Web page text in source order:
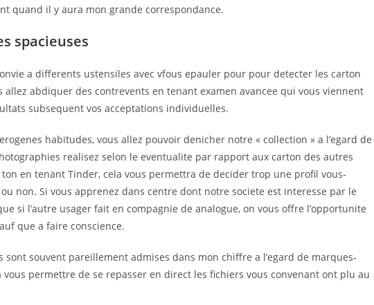
quand il y aura mon grande correspondance.
spacieuses
a differents ustensiles avec vfous epauler pour pour detecter les carton
allez abdiquer des contrevents en tenant examen avancee qui vous viennent
subsequent vos acceptations individuelles.
habitudes, vous allez pouvoir denicher notre « collection » a l’egard de
realisez selon le eventualite par rapport aux carton des autres
en tenant Tinder, cela vous permettra de decider trop une profil vous-
non. Si vous apprenez dans centre dont notre societe est interesse par le
si l’autre usager fait en compagnie de analogue, on vous offre l’opportunite
que a faire conscience.
sont souvent pareillement admises dans mon chiffre a l’egard de marques-
vous permettre de se repasser en direct les fichiers vous convenant ont plu au